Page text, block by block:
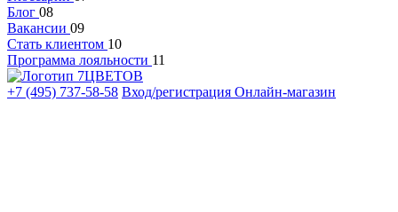
Блог 08
Вакансии 09
Стать клиентом 10
Программа лояльности 11
+7 (495) 737-58-58 Вход/регистрация Онлайн-магазин